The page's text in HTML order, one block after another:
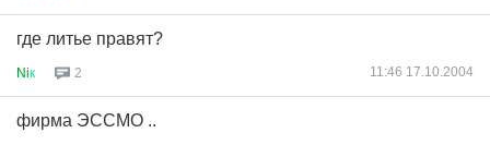
где литье правят?
Niк 2 11:46 17.10.2004
фирма ЭССМО ..